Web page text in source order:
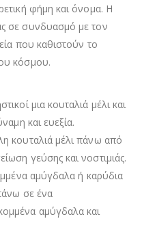
φήμη και όνομα. Η
σε συνδυασμό με τον
που καθιστούν το
κόσμου.
μια κουταλιά μέλι και
και ευεξία.
κουταλιά μέλι πάνω από
γεύσης και νοστιμιάς.
αμύγδαλα ή καρύδια
σε ένα
αμύγδαλα και